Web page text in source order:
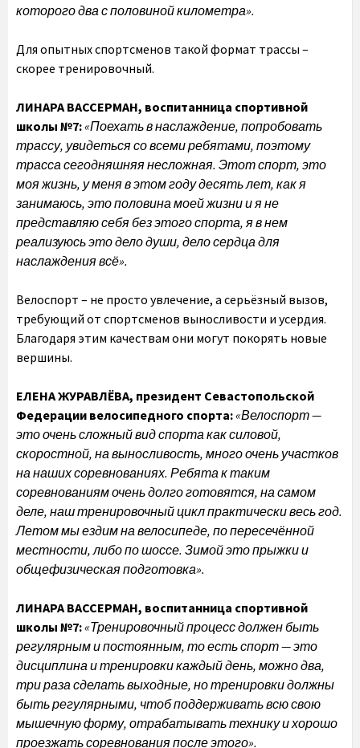
которого два с половиной километра».
Для опытных спортсменов такой формат трассы –
скорее тренировочный.
ЛИНАРА ВАССЕРМАН, воспитанница спортивной
школы №7:«Поехать в наслаждение, попробовать
трассу, увидеться со всеми ребятами, поэтому
трасса сегодняшняя несложная. Этот спорт, это
моя жизнь, у меня в этом году десять лет, как я
занимаюсь, это половина моей жизни и я не
представляю себя без этого спорта, я в нем
реализуюсь это дело души, дело сердца для
наслаждения всё».
Велоспорт – не просто увлечение, а серьёзный вызов,
требующий от спортсменов выносливости и усердия.
Благодаря этим качествам они могут покорять новые
вершины.
ЕЛЕНА ЖУРАВЛЁВА, президент Севастопольской
Федерации велосипедного спорта:«Велоспорт —
это очень сложный вид спорта как силовой,
скоростной, на выносливость, много очень участков
на наших соревнованиях. Ребята к таким
соревнованиям очень долго готовятся, на самом
деле, наш тренировочный цикл практически весь год.
Летом мы ездим на велосипеде, по пересечённой
местности, либо по шоссе. Зимой это прыжки и
общефизическая подготовка».
ЛИНАРА ВАССЕРМАН, воспитанница спортивной
школы №7:«Тренировочный процесс должен быть
регулярным и постоянным, то есть спорт — это
дисциплина и тренировки каждый день, можно два,
три раза сделать выходные, но тренировки должны
быть регулярными, чтоб поддерживать всю свою
мышечную форму, отрабатывать технику и хорошо
проезжать соревнования после этого».